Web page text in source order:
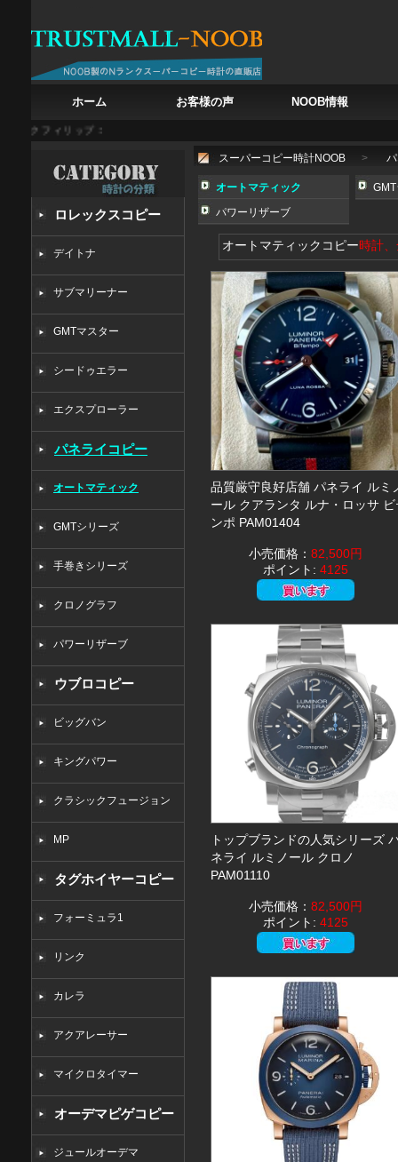
ホーム お客様の声 NOOB情報
フィリップ コンプリケーション パイロット トラベル クロノグラフ 5924G-001
ロレックスコピー
デイトナ
サブマリーナー
GMTマスター
シードゥエラー
エクスプローラー
パネライコピー
オートマティック
GMTシリーズ
手巻きシリーズ
クロノグラフ
パワーリザーブ
ウブロコピー
ビッグバン
キングパワー
クラシックフュージョン
MP
タグホイヤーコピー
フォーミュラ1
リンク
カレラ
アクアレーサー
マイクロタイマー
オーデマピゲコピー
ジュールオーデマ
スーパーコピー時計NOOB >
オートマティック
パワーリザーブ
オートマティックコピー時計
品質厳守良好店舗 パネライ ルミ
ール クアランタ ルナ・ロッサ ビ
ンポ PAM01404
小売価格： 82,500円
ポイント: 4125
トップブランドの人気シリーズ
ネライ ルミノール クロノ
PAM01110
小売価格： 82,500円
ポイント: 4125